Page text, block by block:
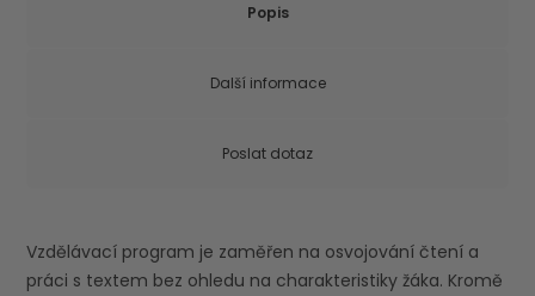
Popis
Další informace
Poslat dotaz
Vzdělávací program je zaměřen na osvojování čtení a
práci s textem bez ohledu na charakteristiky žáka. Kromě